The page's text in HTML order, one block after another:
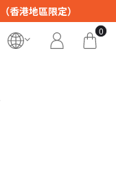
香港地區限定）
0